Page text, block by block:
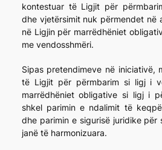
kontestuar të Ligjit për
dhe vjetërsimit nuk përmendet në
në Ligjin për marrëdhëniet
me vendosshmëri.
Sipas pretendimeve në iniciativë,
të Ligjit për përmbarim si ligj i
marrëdhëniet obligative si ligj i
shkel parimin e ndalimit të
dhe parimin e sigurisë juridike për
janë të harmonizuara.